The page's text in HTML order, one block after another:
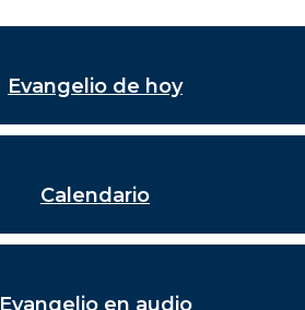
Evangelio de hoy
Calendario
Evangelio en audio